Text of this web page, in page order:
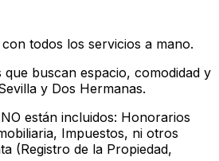
todos los servicios a mano.
buscan espacio, comodidad y
y Dos Hermanas.
están incluidos: Honorarios
Impuestos, ni otros
(Registro de la Propiedad,